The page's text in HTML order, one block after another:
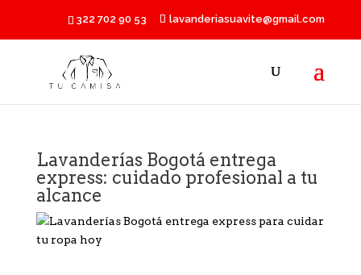
322 702 90 53 lavanderiasuavite@gmail.com
Lavanderías Bogotá entrega
express: cuidado profesional a tu
alcance